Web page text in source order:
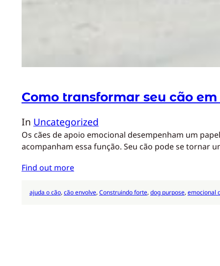
Como transformar seu cão
In Uncategorized
Os cães de apoio emocional desempenham um
acompanham essa função. Seu cão pode se tornar
Find out more
ajuda o cão, cão envolve, Construindo forte, dog purpose, emocional